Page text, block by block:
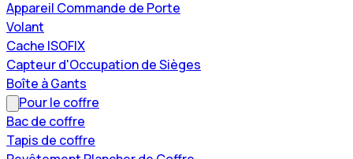
Appareil Commande de Porte
Volant
Cache ISOFIX
Capteur d'Occupation de Sièges
Boîte à Gants
Pour le coffre
Bac de coffre
Tapis de coffre